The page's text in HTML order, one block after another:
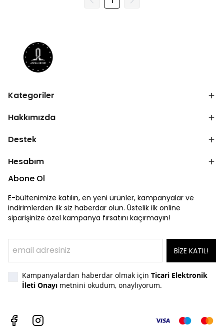
Kategoriler
Hakkımızda
Destek
Hesabım
Abone Ol
E-bültenimize katılın, en yeni ürünler, kampanyalar ve
indirimlerden ilk siz haberdar olun. Üstelik ilk online
siparişinize özel kampanya fırsatını kaçırmayın!
BİZE KATIL!
Kampanyalardan haberdar olmak için Ticari Elektronik
İleti Onayı metnini okudum, onaylıyorum.